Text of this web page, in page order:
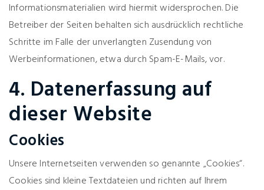
Informationsmaterialien wird hiermit widersprochen. Die
Betreiber der Seiten behalten sich ausdrücklich rechtliche
Schritte im Falle der unverlangten Zusendung von
Werbeinformationen, etwa durch Spam-E-Mails, vor.
4. Datenerfassung auf
dieser Website
Cookies
Unsere Internetseiten verwenden so genannte „Cookies“.
Cookies sind kleine Textdateien und richten auf Ihrem